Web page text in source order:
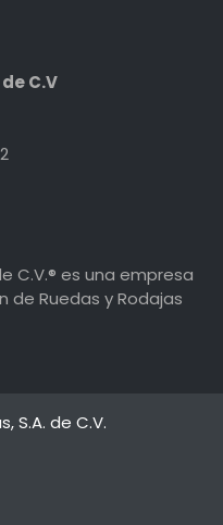
C.V
C.V.® es una empresa
de Ruedas y Rodajas
S.A. de C.V.